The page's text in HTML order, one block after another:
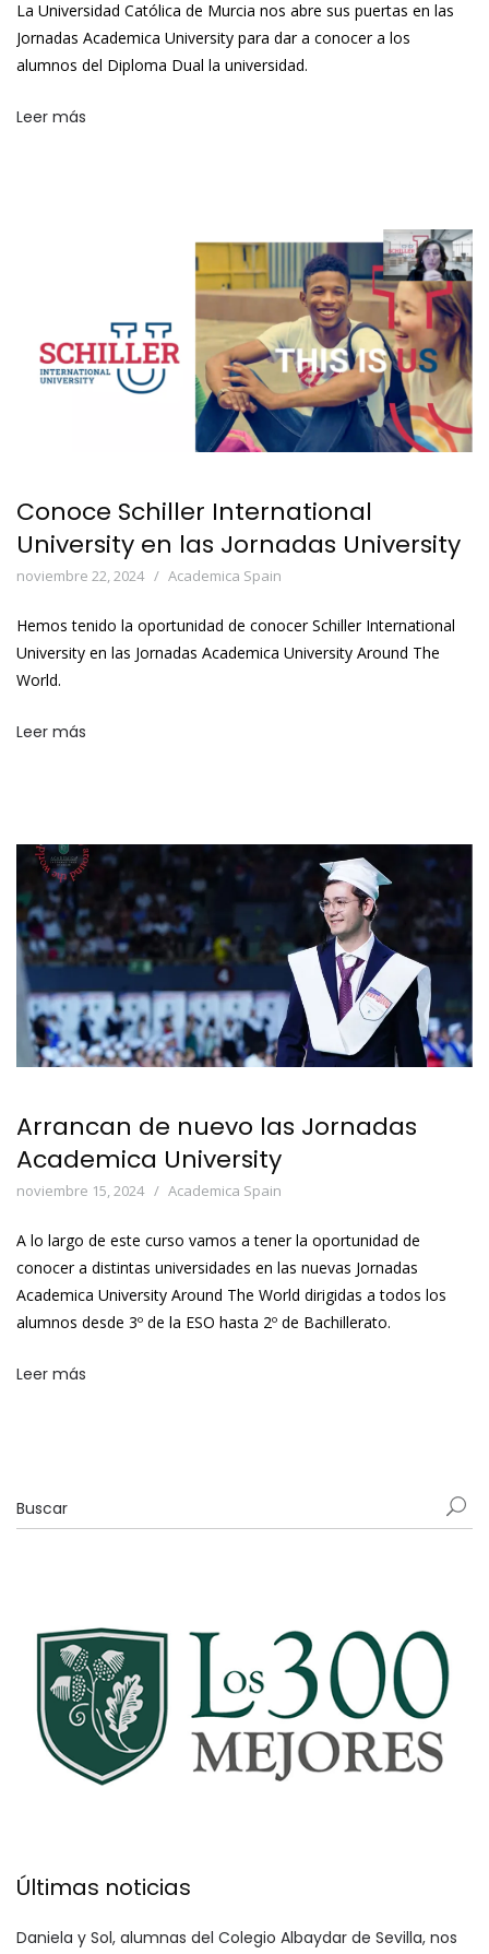
La Universidad Católica de Murcia nos abre sus puertas en las
Jornadas Academica University para dar a conocer a los
alumnos del Diploma Dual la universidad.
Leer más
Conoce Schiller International
University en las Jornadas University
noviembre 22, 2024 Academica Spain
Hemos tenido la oportunidad de conocer Schiller International
University en las Jornadas Academica University Around The
World.
Leer más
Arrancan de nuevo las Jornadas
Academica University
noviembre 15, 2024 Academica Spain
A lo largo de este curso vamos a tener la oportunidad de
conocer a distintas universidades en las nuevas Jornadas
Academica University Around The World dirigidas a todos los
alumnos desde 3º de la ESO hasta 2º de Bachillerato.
Leer más
Últimas noticias
Daniela y Sol, alumnas del Colegio Albaydar de Sevilla, nos